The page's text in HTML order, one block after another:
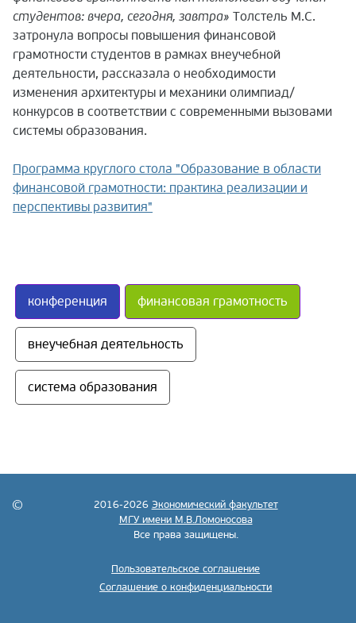
студентов: вчера, сегодня, завтра» Толстель М.С.
затронула вопросы повышения финансовой
грамотности студентов в рамках внеучебной
деятельности, рассказала о необходимости
изменения архитектуры и механики олимпиад/
конкурсов в соответствии с современными вызовами
системы образования.
Программа круглого стола "Образование в области
финансовой грамотности: практика реализации и
перспективы развития"
конференция финансовая грамотность
внеучебная деятельность
система образования
2016-2026 Экономический факультет
МГУ имени М.В.Ломоносова
Все права защищены.
Пользовательское соглашение
Соглашение о конфиденциальности